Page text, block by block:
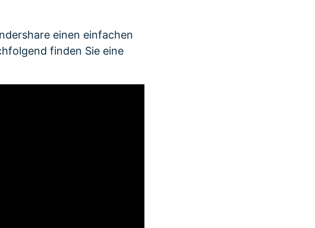
einen einfachen
finden Sie eine